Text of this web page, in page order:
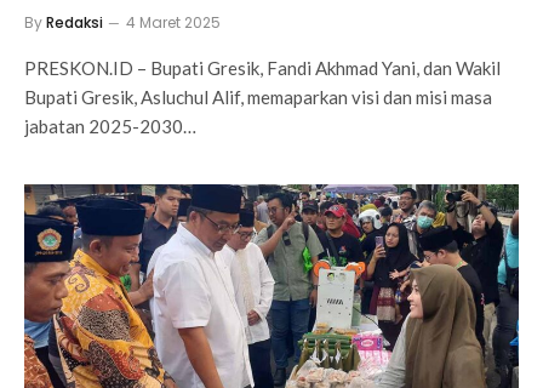
ByRedaksi 4 Maret 2025
PRESKON.ID – Bupati Gresik, Fandi Akhmad Yani, dan Wakil
Bupati Gresik, Asluchul Alif, memaparkan visi dan misi masa
jabatan 2025-2030…